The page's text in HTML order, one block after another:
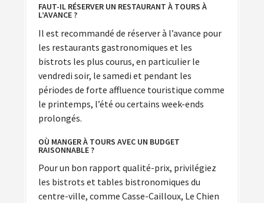
FAUT-IL RÉSERVER UN RESTAURANT À TOURS À
L’AVANCE ?
Il est recommandé de réserver à l’avance pour
les restaurants gastronomiques et les
bistrots les plus courus, en particulier le
vendredi soir, le samedi et pendant les
périodes de forte affluence touristique comme
le printemps, l’été ou certains week-ends
prolongés.
OÙ MANGER À TOURS AVEC UN BUDGET
RAISONNABLE ?
Pour un bon rapport qualité-prix, privilégiez
les bistrots et tables bistronomiques du
centre-ville, comme Casse-Cailloux, Le Chien